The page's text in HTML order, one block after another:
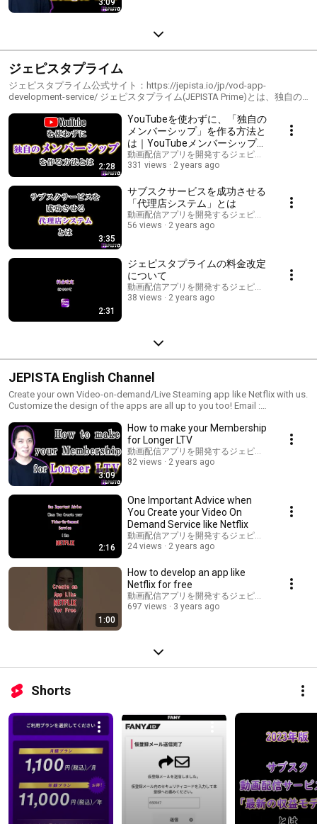
ジェピスタプライム
ジェピスタプライム公式サイト：https://jepista.io/jp/vod-app-
development-service/ ジェピスタプライム(JEPISTA Prime)とは、独自の
トで動画配信サイトを作り、サブスクやPPVなどのプランを設計し、ア
プリ化することができる特徴がある、業界最良のサービスです。 ジェピ
スタプライムをご利用になれば、例えばNetflix、U-Next、Abema、
TVer、Dラボ、 河野塾ISMのようなサービスをお持ちになれます。
Uscreenや、国産の「●●ストリーム」といった開発サービスを圧倒する
動画配信サービスを構築いただけます。
2:28
YouTubeを使わずに、「独自の
メンバーシップ」を作る方法と
は｜YouTubeメンバーシップの
デメリットとは
動画配信アプリを開発するジェピスタ ( JEPISTA )
331 views
2 years ago
3:35
サブスクサービスを成功させる
「代理店システム」とは
動画配信アプリを開発するジェピスタ ( JEPISTA )
56 views
2 years ago
2:31
ジェピスタプライムの料金改定
について
動画配信アプリを開発するジェピスタ ( JEPISTA )
38 views
2 years ago
JEPISTA English Channel
Create your own Video-on-demand/Live Steaming app like Netflix with us.
Customize the design of the apps are all up to you too! Email :
3:09
How to make your Membership
for Longer LTV
動画配信アプリを開発するジェピスタ ( JEPISTA )
82 views
2 years ago
2:16
One Important Advice when
You Create your Video On
Demand Service like Netflix
動画配信アプリを開発するジェピスタ ( JEPISTA )
24 views
2 years ago
1:00
How to develop an app like
Netflix for free
動画配信アプリを開発するジェピスタ ( JEPISTA )
697 views
3 years ago
Shorts